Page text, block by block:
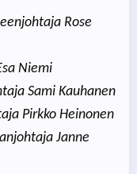
Rose
Niemi
Sami Kauhanen
Pirkko Heinonen
Janne